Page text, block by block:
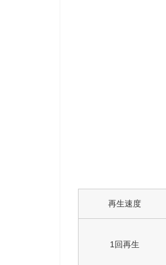
再生速度
1回再生